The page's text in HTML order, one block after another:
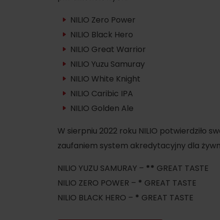
Zaplanuj wakacje
Planowanie wakacji
Zarezerwuj pokoje
Kemping
Ze zniżkami
Letnie sporty
Turystyka
Kolarstwo
Wspinaczka
Sporty wodne
Nordic walking
NILIO Zero Power
NILIO Black Hero
NILIO Great Warrior
NILIO Yuzu Samuray
NILIO White Knight
NILIO Caribic IPA
NILIO Golden Ale
W sierpniu 2022 roku NILIO potwierdziło
zaufaniem system akredytacyjny dla
NILIO YUZU SAMURAY – ** GREAT TASTE
NILIO ZERO POWER – * GREAT TASTE
NILIO BLACK HERO – * GREAT TASTE